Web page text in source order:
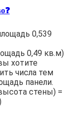
0,539
0,49 кв.м)
хотите
числа тем
панели.
стены) =